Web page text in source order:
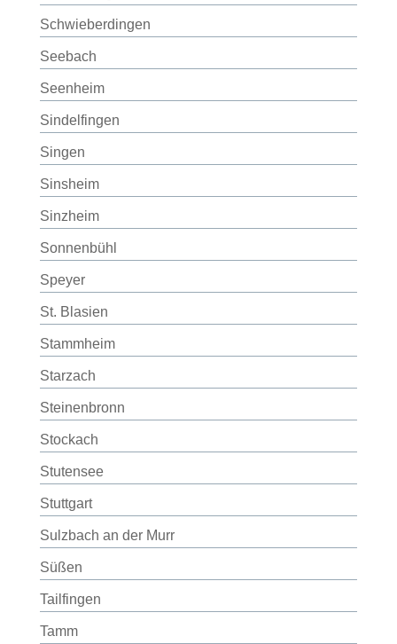
Schwieberdingen
Seebach
Seenheim
Sindelfingen
Singen
Sinsheim
Sinzheim
Sonnenbühl
Speyer
St. Blasien
Stammheim
Starzach
Steinenbronn
Stockach
Stutensee
Stuttgart
Sulzbach an der Murr
Süßen
Tailfingen
Tamm